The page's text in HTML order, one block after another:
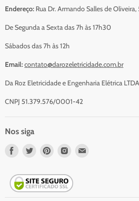
Sobre Nós
Endereço: Rua Dr. Armando Salles de
De Segunda a Sexta das 7h às 17h30
Sábados das 7h às 12h
Email:contato@darozeletricidade.com.br
Da Roz Eletricidade e Engenharia Elétrica LTDA
CNPJ 51.379.576/0001-42
Nos siga
Nos
em
Facebook
Nos
em
Twitter
Nos
em
Pinterest
Nos
Instagram